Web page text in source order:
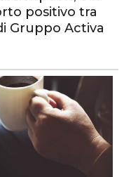
positivo tra
Gruppo Activa